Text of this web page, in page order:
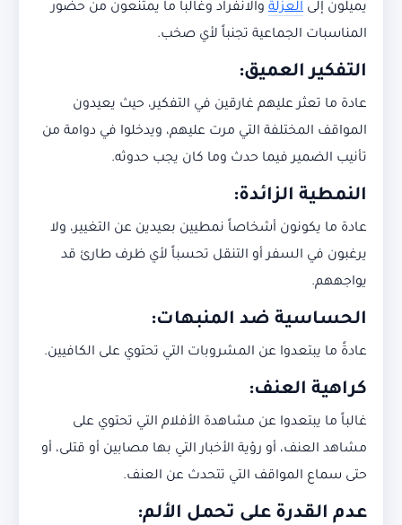
يميلون إلى العزلة والانفراد وغالباً ما يمتنعون من حضور
المناسبات الجماعية تجنباً لأي صخب.
التفكير العميق:
عادة ما تعثر عليهم غارقين في التفكير، حيث يعيدون
المواقف المختلفة التي مرت عليهم، ويدخلوا في دوامة من
تأنيب الضمير فيما حدث وما كان يجب حدوثه.
النمطية الزائدة:
عادة ما يكونون أشخاصاً نمطيين بعيدين عن التغيير، ولا
يرغبون في السفر أو التنقل تحسباً لأي ظرف طارئ قد
يواجههم.
الحساسية ضد المنبهات:
عادةً ما يبتعدوا عن المشروبات التي تحتوي على الكافيين.
كراهية العنف:
غالباً ما يبتعدوا عن مشاهدة الأفلام التي تحتوي على
مشاهد العنف، أو رؤية الأخبار التي بها مصابين أو قتلى، أو
حتى سماع المواقف التي تتحدث عن العنف.
عدم القدرة على تحمل الألم: